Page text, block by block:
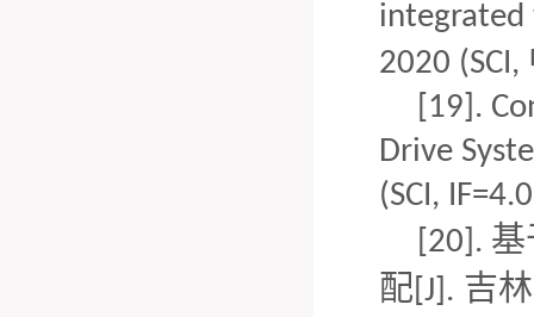
2020 (SCI,
[19].
Drive
(SCI,
[20].
配 [J]. 吉